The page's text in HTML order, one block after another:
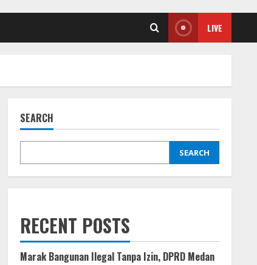
LIVE
SEARCH
SEARCH
RECENT POSTS
Marak Bangunan Ilegal Tanpa Izin, DPRD Medan